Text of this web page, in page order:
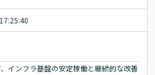
インフラ基盤の安定稼働と継続的な改善